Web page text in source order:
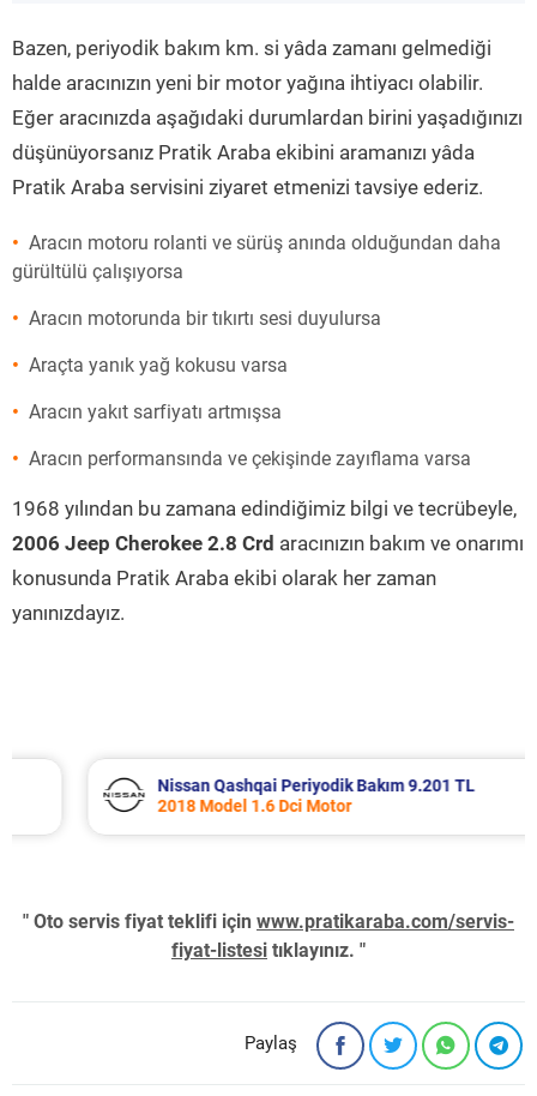
Bazen, periyodik bakım km. si yâda zamanı gelmediği
halde aracınızın yeni bir motor yağına ihtiyacı olabilir.
Eğer aracınızda aşağıdaki durumlardan birini yaşadığınızı
düşünüyorsanız Pratik Araba ekibini aramanızı yâda
Pratik Araba servisini ziyaret etmenizi tavsiye ederiz.
Aracın motoru rolanti ve sürüş anında olduğundan daha
gürültülü çalışıyorsa
Aracın motorunda bir tıkırtı sesi duyulursa
Araçta yanık yağ kokusu varsa
Aracın yakıt sarfiyatı artmışsa
Aracın performansında ve çekişinde zayıflama varsa
1968 yılından bu zamana edindiğimiz bilgi ve tecrübeyle,
2006 Jeep Cherokee 2.8 Crd aracınızın bakım ve onarımı
konusunda Pratik Araba ekibi olarak her zaman
yanınızdayız.
Nissan Qashqai Periyodik Bakım 9.201 TL
2018 Model 1.6 Dci Motor
" Oto servis fiyat teklifi için www.pratikaraba.com/servis-
fiyat-listesi tıklayınız. "
Paylaş